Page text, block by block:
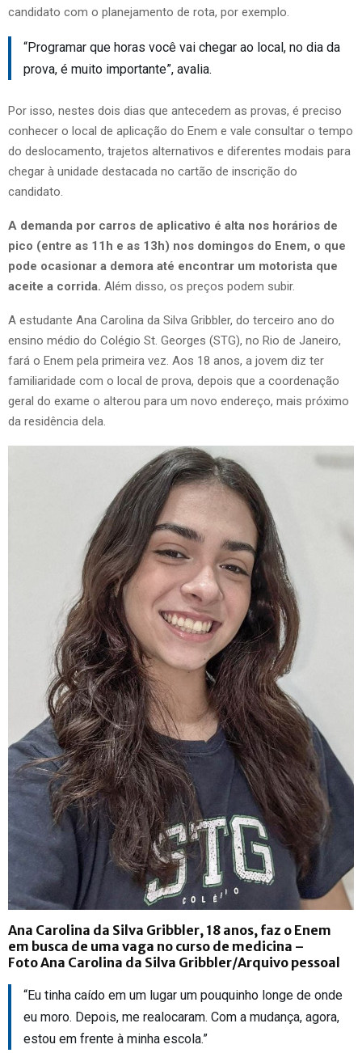
candidato com o planejamento de rota, por exemplo.
“Programar que horas você vai chegar ao local, no dia da
prova, é muito importante”, avalia.
Por isso, nestes dois dias que antecedem as provas, é preciso
conhecer o local de aplicação do Enem e vale consultar o tempo
do deslocamento, trajetos alternativos e diferentes modais para
chegar à unidade destacada no cartão de inscrição do
candidato.
A demanda por carros de aplicativo é alta nos horários de
pico (entre as 11h e as 13h) nos domingos do Enem, o que
pode ocasionar a demora até encontrar um motorista que
aceite a corrida. Além disso, os preços podem subir.
A estudante Ana Carolina da Silva Gribbler, do terceiro ano do
ensino médio do Colégio St. Georges (STG), no Rio de Janeiro,
fará o Enem pela primeira vez. Aos 18 anos, a jovem diz ter
familiaridade com o local de prova, depois que a coordenação
geral do exame o alterou para um novo endereço, mais próximo
da residência dela.
Ana Carolina da Silva Gribbler, 18 anos, faz o Enem
em busca de uma vaga no curso de medicina –
FotoAna Carolina da Silva Gribbler/Arquivo pessoal
“Eu tinha caído em um lugar um pouquinho longe de onde
eu moro. Depois, me realocaram. Com a mudança, agora,
estou em frente à minha escola.”